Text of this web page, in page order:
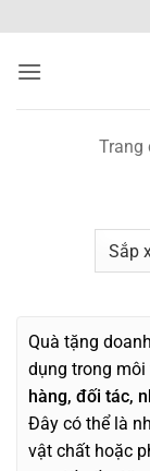
qua
nội
Trang
Quà tặng
dụng trong
hàng, đối tác,
Đây có thể là
vật chất hoặc